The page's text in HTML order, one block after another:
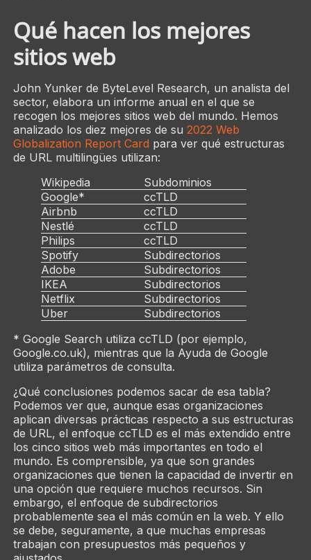
Qué hacen los mejores
sitios web
John Yunker de ByteLevel Research, un analista del
sector, elabora un informe anual en el que se
recogen los mejores sitios web del mundo. Hemos
analizado los diez mejores de su 2022 Web
Globalization Report Card para ver qué estructuras
de URL multilingües utilizan:
Wikipedia
Subdominios
Google*
ccTLD
Airbnb
ccTLD
Nestlé
ccTLD
Philips
ccTLD
Spotify
Subdirectorios
Adobe
Subdirectorios
IKEA
Subdirectorios
Netflix
Subdirectorios
Uber
Subdirectorios
* Google Search utiliza ccTLD (por ejemplo,
Google.co.uk), mientras que la Ayuda de Google
utiliza parámetros de consulta.
¿Qué conclusiones podemos sacar de esa tabla?
Podemos ver que, aunque esas organizaciones
aplican diversas prácticas respecto a sus estructuras
de URL, el enfoque ccTLD es el más extendido entre
los cinco sitios web más importantes en todo el
mundo. Es comprensible, ya que son grandes
organizaciones que tienen la capacidad de invertir en
una opción que requiere muchos recursos. Sin
embargo, el enfoque de subdirectorios
probablemente sea el más común en la web. Y ello
se debe, seguramente, a que muchas empresas
trabajan con presupuestos más pequeños y